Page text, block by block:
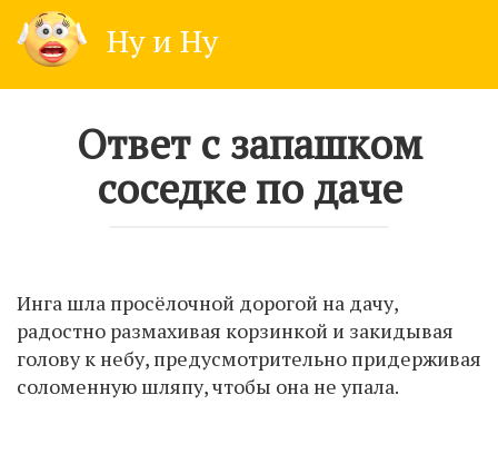
content
Ну и Ну
Ответ с запашком
соседке по даче
Инга шла просёлочной дорогой на дачу,
радостно размахивая корзинкой и закидывая
голову к небу, предусмотрительно придерживая
соломенную шляпу, чтобы она не упала.